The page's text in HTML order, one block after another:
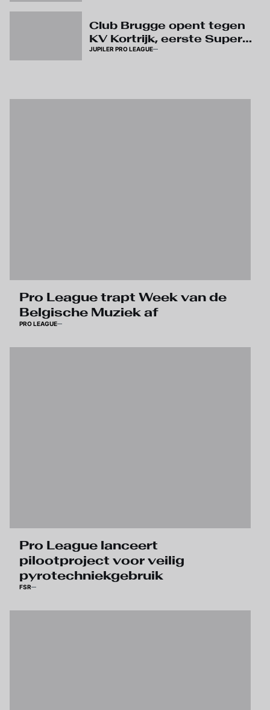
Club Brugge opent tegen
KV Kortrijk, eerste Super
Sunday al op speeldag 4
JUPILER PRO LEAGUE
Pro League trapt Week van de
Belgische Muziek af
PRO LEAGUE
Pro League lanceert
pilootproject voor veilig
pyrotechniekgebruik
FSR